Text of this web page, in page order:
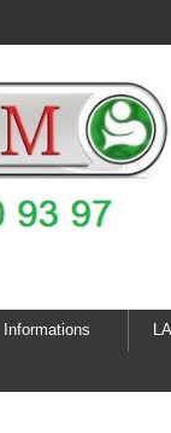
Informations